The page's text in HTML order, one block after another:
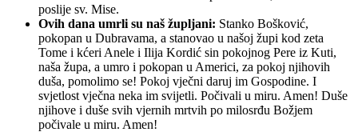
poslije sv. Mise.
Ovih dana umrli su naš župljani: Stanko Bošković,
pokopan u Dubravama, a stanovao u našoj župi kod zeta
Tome i kćeri Anele i Ilija Kordić sin pokojnog Pere iz Kuti,
naša župa, a umro i pokopan u Americi, za pokoj njihovih
duša, pomolimo se! Pokoj vječni daruj im Gospodine. I
svjetlost vječna neka im svijetli. Počivali u miru. Amen! Duše
njihove i duše svih vjernih mrtvih po milosrđu Božjem
počivale u miru. Amen!